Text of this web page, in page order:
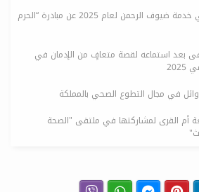
“كفى” تفوز بجائزة التميز في خدمة ضيوف الرحمن لعام 2025 عن مبادرة “الحرم
بعد استماعه لقصة متعافٍ من الإدمان في
في مجال التطوع الصحي بالمملكة
أم القرى لمشاركتها في ملتقى "الصحة